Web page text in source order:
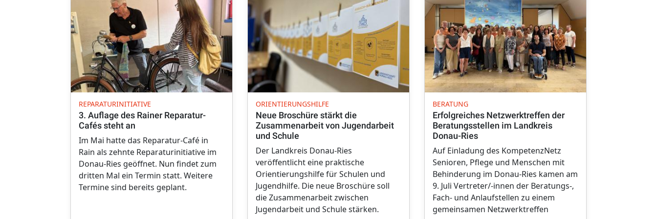
REPARATURINITIATIVE
3. Auflage des Rainer Reparatur-
Cafés steht an
Im Mai hatte das Reparatur-Café in
Rain als zehnte Reparaturinitiative im
Donau-Ries geöffnet. Nun findet zum
dritten Mal ein Termin statt. Weitere
Termine sind bereits geplant.
ORIENTIERUNGSHILFE
Neue Broschüre stärkt die
Zusammenarbeit von Jugendarbeit
und Schule
Der Landkreis Donau-Ries
veröffentlicht eine praktische
Orientierungshilfe für Schulen und
Jugendhilfe. Die neue Broschüre soll
die Zusammenarbeit zwischen
Jugendarbeit und Schule stärken.
BERATUNG
Erfolgreiches Netzwerktreffen der
Beratungsstellen im Landkreis
Donau-Ries
Auf Einladung des KompetenzNetz
Senioren, Pflege und Menschen mit
Behinderung im Donau-Ries kamen am
9. Juli Vertreter/-innen der Beratungs-,
Fach- und Anlaufstellen zu einem
gemeinsamen Netzwerktreffen